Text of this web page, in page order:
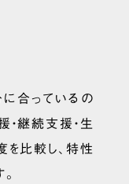
に合っているの
・継続支援・生
比較し、特性